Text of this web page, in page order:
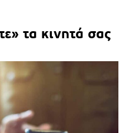
τα κινητά σας